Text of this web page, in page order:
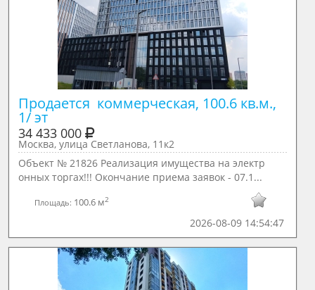
Продается  коммерческая, 100.6 кв.м.,
1/ эт
34 433 000
Москва, улица Светланова, 11к2
Объект № 21826 Реализация имущества на электр
онных торгах!!! Окончание приема заявок - 07.1...
Площадь: 100.6 м2
2026-08-09 14:54:47